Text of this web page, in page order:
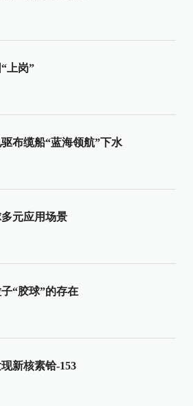
上岗”
布缆船“蓝海领航”下水
元应用场景
“胶球”的存在
新核素铪-153